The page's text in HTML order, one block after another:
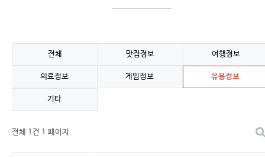
전체 맛집정보 여행정보
의료정보 게임정보 유용정보
기타
전체 1건 1 페이지